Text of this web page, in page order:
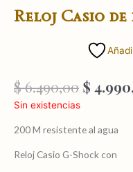
Reloj Casio de
$6.490,00 El
precio
era:
$
$
Sin existencias
200 M resistente al agua
Reloj Casio G-Shock con